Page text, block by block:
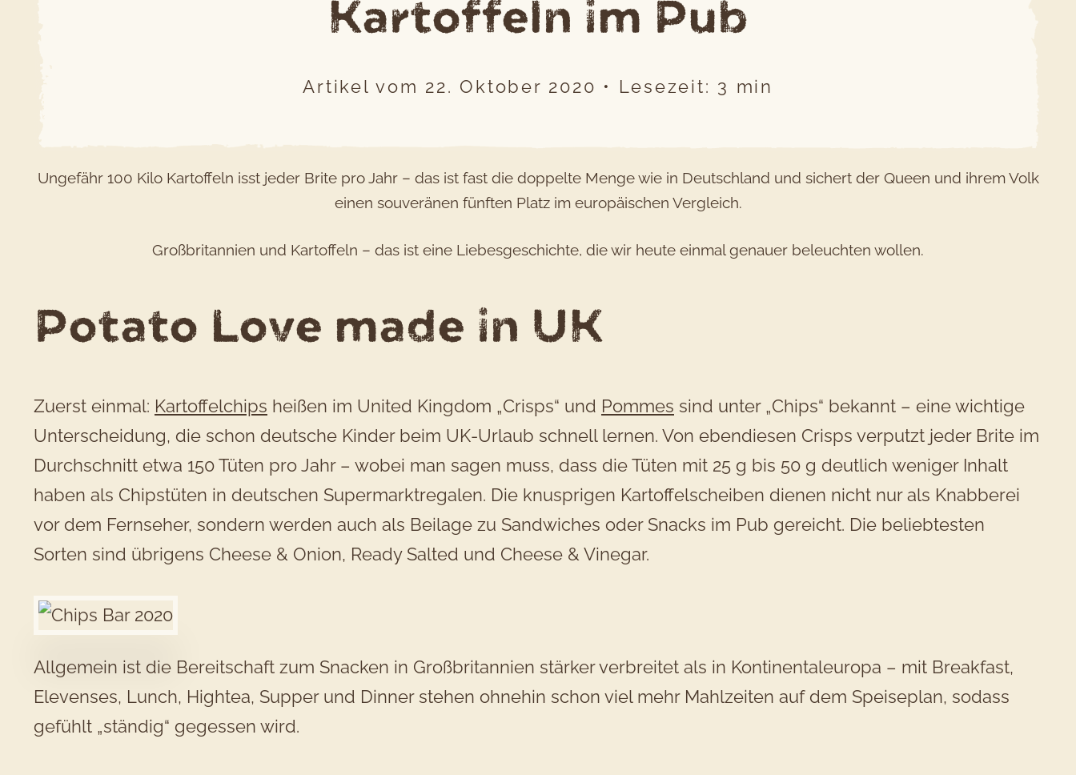
Kartoffeln im Pub
Artikel vom 22. Oktober 2020 • Lesezeit: 3 min
Ungefähr 100 Kilo Kartoffeln isst jeder Brite pro Jahr – das ist fast die doppelte Menge wie in Deutschland und sichert der Queen und ihrem Volk
einen souveränen fünften Platz im europäischen Vergleich.
Großbritannien und Kartoffeln – das ist eine Liebesgeschichte, die wir heute einmal genauer beleuchten wollen.
Potato Love made in UK
Zuerst einmal: Kartoffelchips heißen im United Kingdom „Crisps“ und Pommes sind unter „Chips“ bekannt ­– eine wichtige
Unterscheidung, die schon deutsche Kinder beim UK-Urlaub schnell lernen. Von ebendiesen Crisps verputzt jeder Brite im
Durchschnitt etwa 150 Tüten pro Jahr – wobei man sagen muss, dass die Tüten mit 25 g ­bis 50 g deutlich weniger Inhalt
haben als Chipstüten in deutschen Supermarktregalen. Die knusprigen Kartoffelscheiben dienen nicht nur als Knabberei
vor dem Fernseher, sondern werden auch als Beilage zu Sandwiches oder Snacks im Pub gereicht. Die beliebtesten
Sorten sind übrigens Cheese & Onion, Ready Salted und Cheese & Vinegar.
Allgemein ist die Bereitschaft zum Snacken in Großbritannien stärker verbreitet als in Kontinentaleuropa – mit Breakfast,
Elevenses, Lunch, Hightea, Supper und Dinner stehen ohnehin schon viel mehr Mahlzeiten auf dem Speiseplan, sodass
gefühlt „ständig“ gegessen wird.